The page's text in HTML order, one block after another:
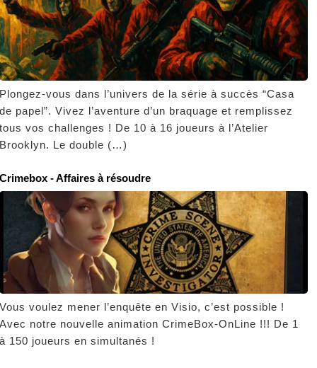
vous dans l’univers de la série à succès “Casa
papel”. Vivez l’aventure d’un braquage et remplissez
vos challenges ! De 10 à 16 joueurs à l’Atelier
Le double (…)
- Affaires à résoudre
voulez mener l’enquête en Visio, c’est possible !
notre nouvelle animation CrimeBox-OnLine !!! De 1
150 joueurs en simultanés !